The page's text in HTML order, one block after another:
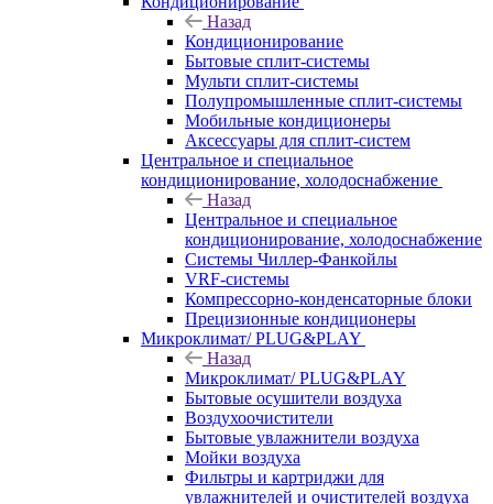
Назад
Кондиционирование
Бытовые сплит-системы
Мульти сплит-системы
Полупромышленные сплит-системы
Мобильные кондиционеры
Аксессуары для сплит-систем
Центральное и специальное
кондиционирование, холодоснабжение
Назад
Центральное и специальное
кондиционирование, холодоснабжение
Системы Чиллер-Фанкойлы
VRF-системы
Компрессорно-конденсаторные блоки
Прецизионные кондиционеры
Микроклимат/ PLUG&PLAY
Назад
Микроклимат/ PLUG&PLAY
Бытовые осушители воздуха
Воздухоочистители
Бытовые увлажнители воздуха
Мойки воздуха
Фильтры и картриджи для
увлажнителей и очистителей воздуха